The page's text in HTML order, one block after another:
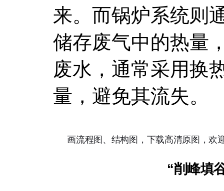
来。而锅炉系统则
储存废气中的热量
废水，通常采用换
量，避免其流失。